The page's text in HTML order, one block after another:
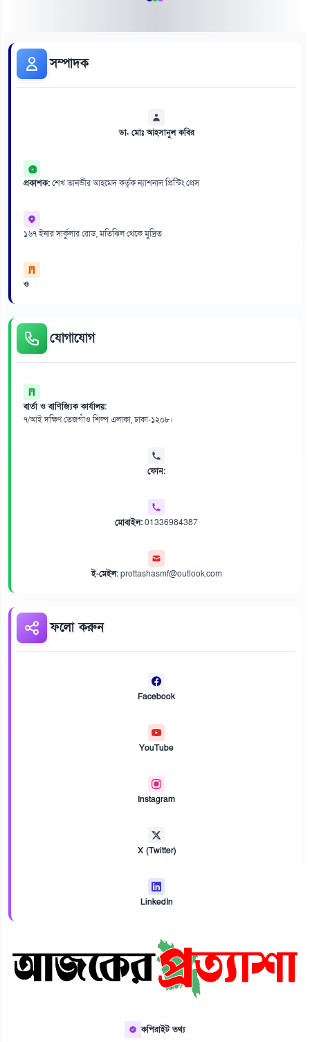
সম্পাদক
ডা. মোঃ আহসানুল কবির
প্রকাশক:শেখ তানভীর আহমেদ কর্তৃক ন্যাশনাল প্রিন্টিং প্রেস
১৬৭ ইনার সার্কুলার রোড, মতিঝিল থেকে মুদ্রিত
ও
যোগাযোগ
বার্তা ও বাণিজ্যিক কার্যালয়:
৭/আই দক্ষিণ তেজগাঁও শিল্প এলাকা, ঢাকা-১২০৮।
ফোন:
মোবাইল:01336984387
ই-মেইল:prottashasmf@outlook.com
ফলো করুন
Facebook
YouTube
Instagram
X (Twitter)
LinkedIn
কপিরাইট তথ্য